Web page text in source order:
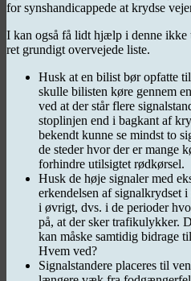
for synshandicappede at krydse
I kan også få lidt hjælp i denne ikke
ret grundigt overvejede liste.
Husk at en bilist bør opfatte
skulle bilisten køre gennem
ved at der står flere
stoplinjen end i bagkant af
bekendt kunne se mindst to
de steder hvor der er mange
forhindre utilsigtet rødkørsel.
Husk de høje signaler med
erkendelsen af signalkrydset
i øvrigt, dvs. i de perioder
på, at der sker trafikulykker.
kan måske samtidig bidrage
Hvem ved?
Signalstandere placeres til